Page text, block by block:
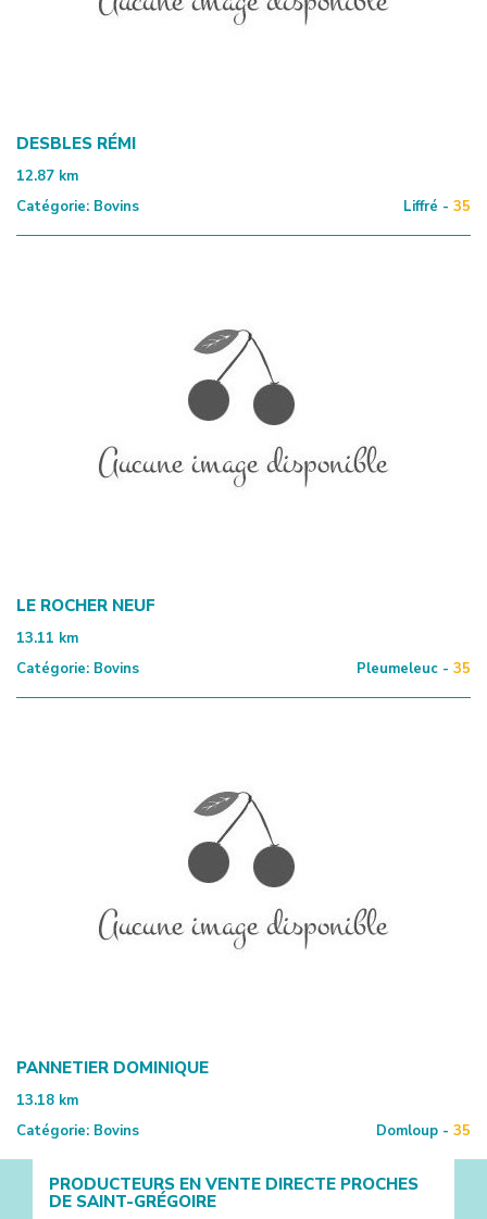
DESBLES RÉMI
12.87 km
Catégorie: Bovins Liffré - 35
LE ROCHER NEUF
13.11 km
Catégorie: Bovins Pleumeleuc - 35
PANNETIER DOMINIQUE
13.18 km
Catégorie: Bovins Domloup - 35
PRODUCTEURS EN VENTE DIRECTE PROCHES
DE SAINT-GRÉGOIRE